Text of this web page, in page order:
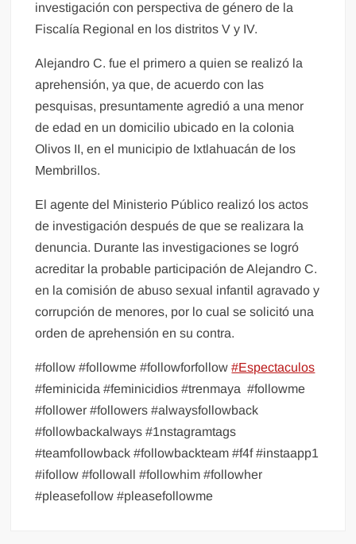
investigación con perspectiva de género de la
Fiscalía Regional en los distritos V y IV.
Alejandro C. fue el primero a quien se realizó la
aprehensión, ya que, de acuerdo con las
pesquisas, presuntamente agredió a una menor
de edad en un domicilio ubicado en la colonia
Olivos II, en el municipio de Ixtlahuacán de los
Membrillos.
El agente del Ministerio Público realizó los actos
de investigación después de que se realizara la
denuncia. Durante las investigaciones se logró
acreditar la probable participación de Alejandro C.
en la comisión de abuso sexual infantil agravado y
corrupción de menores, por lo cual se solicitó una
orden de aprehensión en su contra.
#follow #followme #followforfollow#Espectaculos
#feminicida #feminicidios #trenmaya #followme
#follower #followers #alwaysfollowback
#followbackalways #1nstagramtags
#teamfollowback #followbackteam #f4f #instaapp1
#ifollow #followall #followhim #followher
#pleasefollow #pleasefollowme